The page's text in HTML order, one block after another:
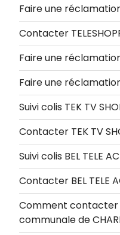
Faire une réclamation
Contacter
Faire une réclamation
Faire une réclamation
Suivi colis TEK TV
Contacter TEK TV
Suivi colis BEL TELE
Contacter BEL TELE
Comment contacter
communale de